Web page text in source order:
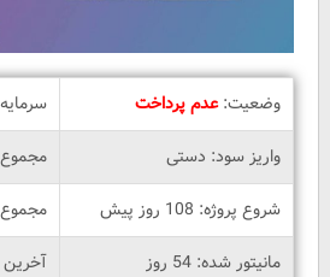
وضعیت:عدم پرداخت
سرمایه ی
واریز سود: دستی
مجموع
شروع پروژه: 108 روز پیش
مجموع
مانیتور شده: 54 روز
آخرین